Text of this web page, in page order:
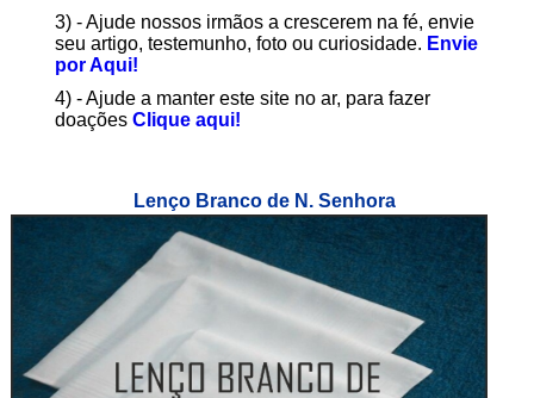
3) - Ajude nossos irmãos a crescerem na fé, envie
seu artigo, testemunho, foto ou curiosidade. Envie
por Aqui!
4) - Ajude a manter este site no ar, para fazer
doações Clique aqui!
Lenço Branco de N. Senhora